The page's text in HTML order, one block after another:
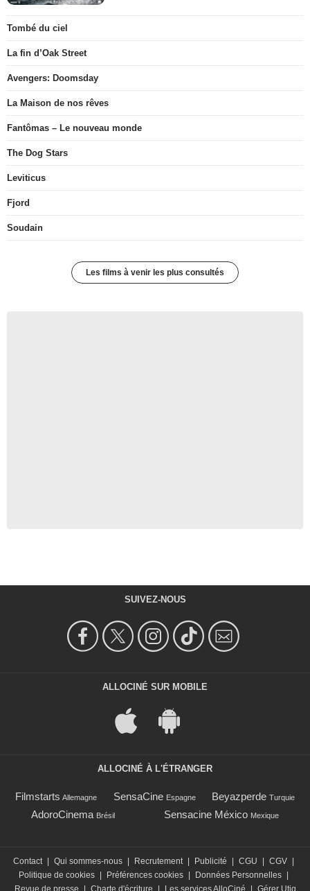
Tombé du ciel
La fin d’Oak Street
Avengers: Doomsday
La Maison de nos rêves
Fantômas – Le nouveau monde
The Dog Stars
Leviticus
Fjord
Soudain
Les films à venir les plus consultés
SUIVEZ-NOUS
ALLOCINÉ SUR MOBILE
ALLOCINÉ À L'ÉTRANGER
Filmstarts Allemagne SensaCine Espagne Beyazperde Turquie
AdoroCinema Brésil Sensacine México Mexique
Contact Qui sommes-nous Recrutement Publicité CGU CGV
Politique de cookies
Préférences cookies Données Personnelles